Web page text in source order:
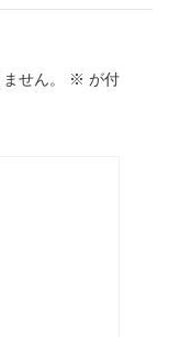
せん。 ※ が付